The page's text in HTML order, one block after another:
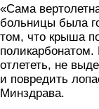
«Сама
больницы была
том, что крыша
отлететь, не
и повредить
Минздрава.